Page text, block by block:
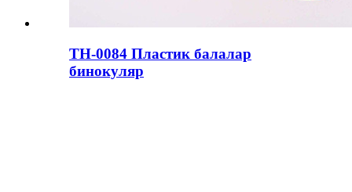
ТН-0084 Пластик балалар
бинокуляр